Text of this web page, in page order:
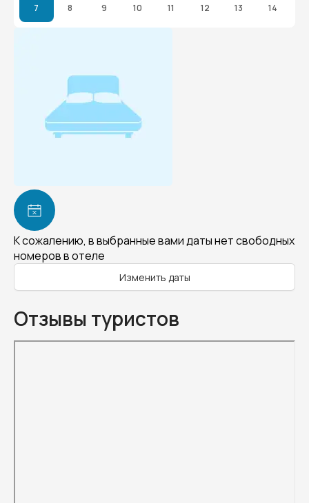
7 8 9 10 11 12 13 14
К сожалению, в выбранные вами даты нет свободных
номеров в отеле
Изменить даты
Отзывы туристов